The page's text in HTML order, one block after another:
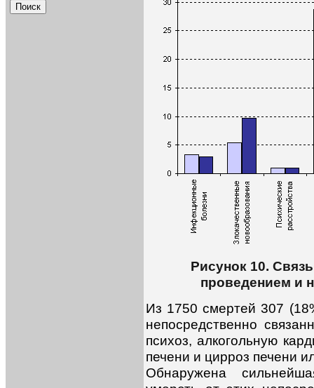
Рисунок 10.
проведением и
Из 1750 смертей 307
непосредственно
психоз, алкогольную
печени и цирроз печени
Обнаружена